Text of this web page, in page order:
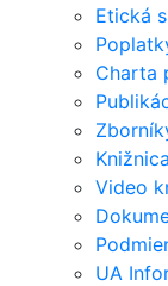
Etická
Charta
Knižnica
Video
UA